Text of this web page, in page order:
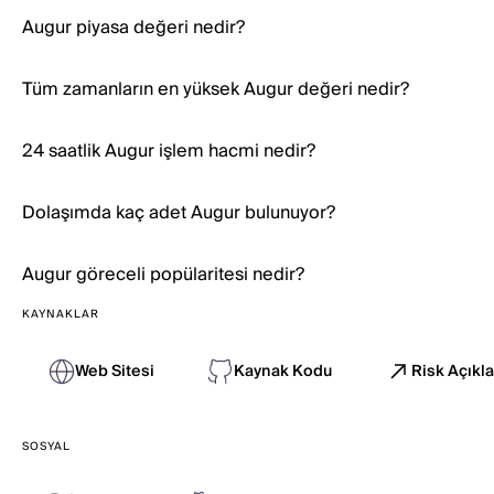
Augur piyasa değeri nedir?
Tüm zamanların en yüksek Augur değeri nedir?
24 saatlik Augur işlem hacmi nedir?
Dolaşımda kaç adet Augur bulunuyor?
Augur göreceli popülaritesi nedir?
KAYNAKLAR
Web Sitesi Kaynak Kodu Risk
SOSYAL